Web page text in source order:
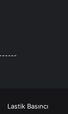
Lastik Basıncı